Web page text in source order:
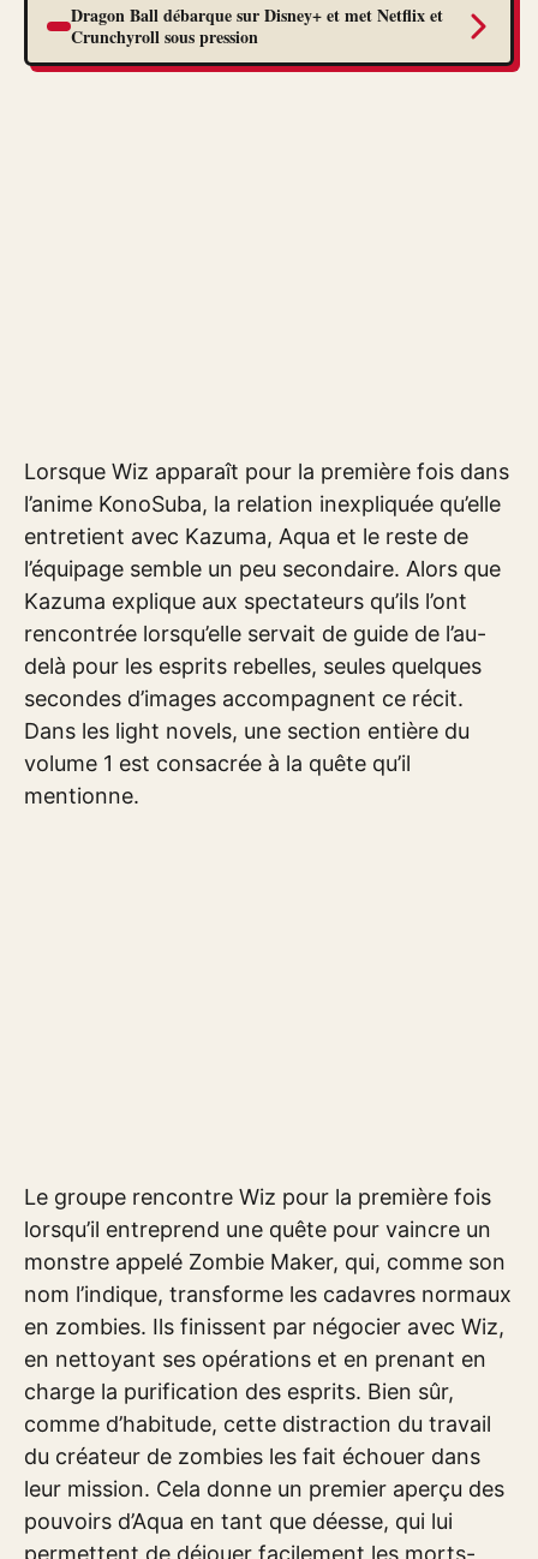
Dragon Ball débarque sur Disney+ et met Netflix et
Crunchyroll sous pression
Lorsque Wiz apparaît pour la première fois dans
l’anime KonoSuba, la relation inexpliquée qu’elle
entretient avec Kazuma, Aqua et le reste de
l’équipage semble un peu secondaire. Alors que
Kazuma explique aux spectateurs qu’ils l’ont
rencontrée lorsqu’elle servait de guide de l’au-
delà pour les esprits rebelles, seules quelques
secondes d’images accompagnent ce récit.
Dans les light novels, une section entière du
volume 1 est consacrée à la quête qu’il
mentionne.
Le groupe rencontre Wiz pour la première fois
lorsqu’il entreprend une quête pour vaincre un
monstre appelé Zombie Maker, qui, comme son
nom l’indique, transforme les cadavres normaux
en zombies. Ils finissent par négocier avec Wiz,
en nettoyant ses opérations et en prenant en
charge la purification des esprits. Bien sûr,
comme d’habitude, cette distraction du travail
du créateur de zombies les fait échouer dans
leur mission. Cela donne un premier aperçu des
pouvoirs d’Aqua en tant que déesse, qui lui
permettent de déjouer facilement les morts-